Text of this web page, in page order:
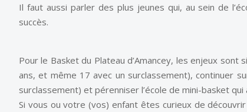
Il faut aussi parler des plus jeunes qui, au sein de
succès.
Pour le Basket du Plateau d’Amancey, les enjeux
ans, et même 17 avec un surclassement), continuer
surclassement) et pérenniser l’école de mini-basket
Si vous ou votre (vos) enfant êtes curieux de